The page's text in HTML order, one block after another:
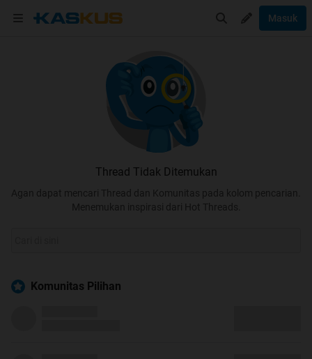
Masuk
Thread Tidak Ditemukan
Agan dapat mencari Thread dan Komunitas pada kolom pencarian.
Menemukan inspirasi dari Hot Threads.
Komunitas Pilihan